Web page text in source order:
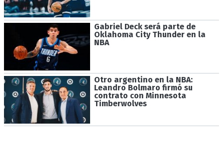
Gabriel Deck será parte de
Oklahoma City Thunder en la
NBA
Otro argentino en la NBA:
Leandro Bolmaro firmó su
contrato con Minnesota
Timberwolves